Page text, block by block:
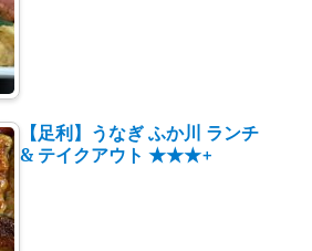
【足利】うなぎ ふか川 ランチ
& テイクアウト ★★★+